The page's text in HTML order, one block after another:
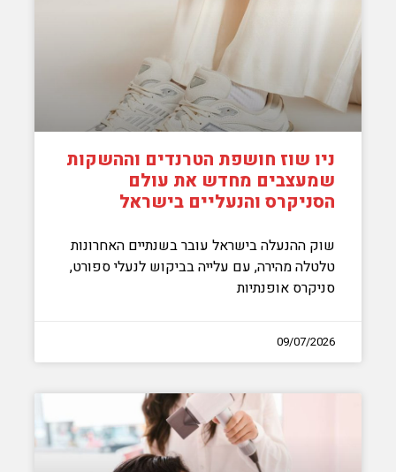
ניו שוז חושפת הטרנדים וההשקות
שמעצבים מחדש את עולם
הסניקרס והנעליים בישראל
שוק ההנעלה בישראל עובר בשנתיים האחרונות
טלטלה מהירה, עם עלייה בביקוש לנעלי ספורט,
סניקרס אופנתיות
09/07/2026